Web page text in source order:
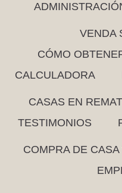
VENDA
CÓMO
CALCULADORA
CASAS EN
TESTIMONIOS
COMPRA DE